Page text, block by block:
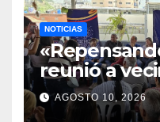
NOTICIAS
reunió a
para
y
AGOSTO 10, 2026